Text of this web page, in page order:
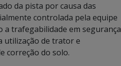
da pista por causa das
controlada pela equipe
a trafegabilidade em segurança
utilização de trator e
correção do solo.